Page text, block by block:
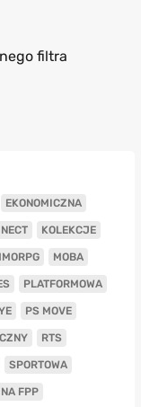
filtra
EKONOMICZNA
KOLEKCJE
MOBA
PLATFORMOWA
PS MOVE
RTS
SPORTOWA
FPP